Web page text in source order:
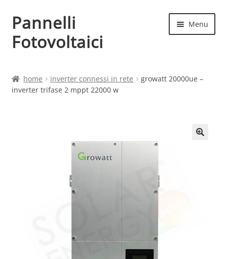
Vai
alla
navigazione
Vai
al
contenuto
Pannelli
Fotovoltaici
Menu
Cart
home inverter connessi in rete
growatt 20000ue –
inverter trifase 2 mppt 22000 w